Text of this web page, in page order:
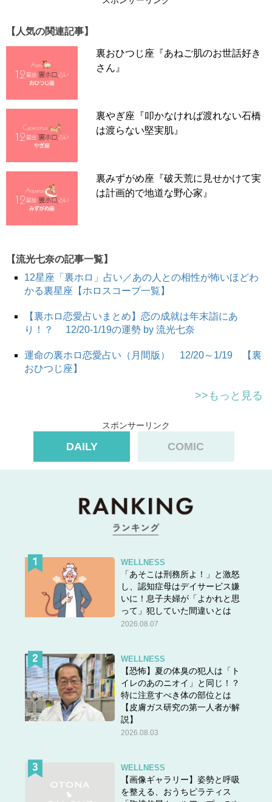
【人気の関連記事】
裏おひつじ座『あねご肌のお世話好き
さん』
裏やぎ座『叩かなければ渡れない石橋
は渡らない堅実肌』
裏みずがめ座『破天荒に見せかけて実
は計画的で地道な野心家』
【流光七奈の記事一覧】
12星座「裏ホロ」占い／あの人との相性が怖いほどわ
かる裏星座【ホロスコープ一覧】
【裏ホロ恋愛占いまとめ】恋の成就は年末詣にあ
り！？ 12/20-1/19の運勢 by 流光七奈
運命の裏ホロ恋愛占い（月間版） 12/20～1/19 【裏
おひつじ座】
>>もっと見る
スポンサーリンク
DAILY COMIC
WELLNESS
「あそこは刑務所よ！」と激怒
し、認知症母はデイサービス嫌
いに！息子夫婦が「よかれと思
って」犯していた間違いとは
2026.08.07
WELLNESS
【恐怖】夏の体臭の犯人は「ト
イレのあのニオイ」と同じ！？
特に注意すべき体の部位とは
【皮膚ガス研究の第一人者が解
説】
2026.08.03
WELLNESS
【画像ギャラリー】姿勢と呼吸
を整える、おうちピラティス